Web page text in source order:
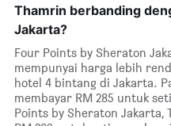
Thamrin berbanding
Jakarta?
Four Points by Sheraton
mempunyai harga lebih
hotel 4 bintang di Jakarta.
membayar RM 285 untuk
Points by Sheraton Jakarta,